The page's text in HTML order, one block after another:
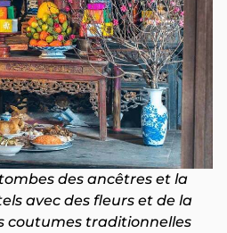
des ancêtres et la
avec des fleurs et de la
coutumes traditionnelles